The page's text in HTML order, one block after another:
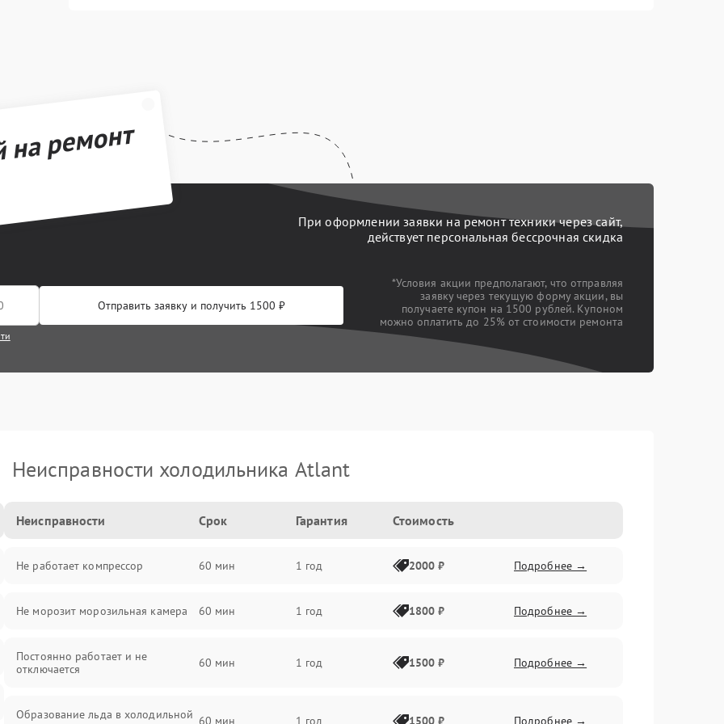
ремонт
При оформлении заявки на ремонт техники через сайт,
действует персональная бессрочная скидка
Отправить заявку и получить 1500 ₽
*Условия акции предполагают, что отправляя
заявку через текущую форму акции, вы
получаете купон на 1500 рублей. Купоном
можно оплатить до 25% от стоимости ремонта
Неисправности холодильника Atlant
Неисправности Срок Гарантия Стоимость
Не работает компрессор 60 мин 1 год 2000 ₽ Подробнее →
Не морозит морозильная камера 60 мин 1 год 1800 ₽ Подробнее →
Постоянно работает и не
отключается
60 мин 1 год 1500 ₽ Подробнее →
Образование льда в холодильной 60 мин 1 год 1500 ₽ Подробнее →